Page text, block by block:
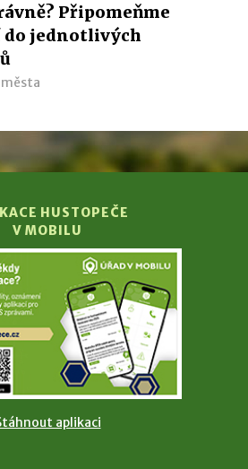
Připomeňme
do jednotlivých
HUSTOPEČE
V MOBILU
aplikaci